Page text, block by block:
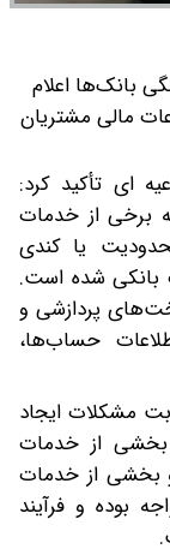
بانک‌ها اعلام
مالی مشتریان
ای تأکید کرد:
برخی از خدمات
یا کندی
شده است.
پردازشی و
حساب‌ها،
مشکلات ایجاد
بخشی از خدمات
بخشی از خدمات
بوده و فرآیند